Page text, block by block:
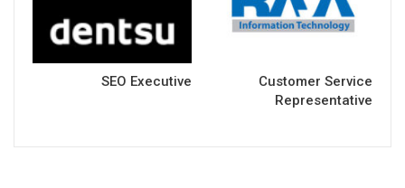
Customer Service
Representative
SEO Executive